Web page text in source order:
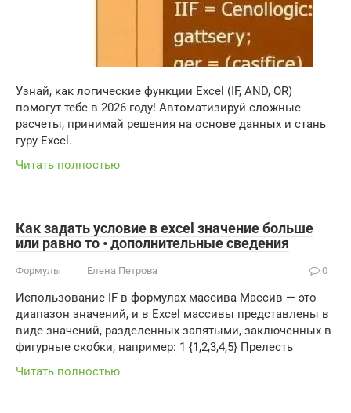
Узнай, как логические функции Excel (IF, AND, OR)
помогут тебе в 2026 году! Автоматизируй сложные
расчеты, принимай решения на основе данных и стань
гуру Excel.
Читать полностью
Как задать условие в excel значение больше
или равно то • дополнительные сведения
Формулы Елена Петрова 0
Использование IF в формулах массива Массив — это
диапазон значений, и в Excel массивы представлены в
виде значений, разделенных запятыми, заключенных в
фигурные скобки, например: 1 {1,2,3,4,5} Прелесть
Читать полностью